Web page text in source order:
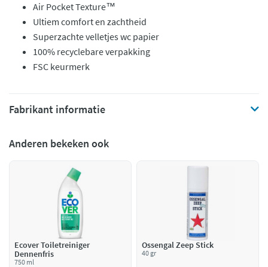
Air Pocket Texture™
Ultiem comfort en zachtheid
Superzachte velletjes wc papier
100% recyclebare verpakking
FSC keurmerk
Fabrikant informatie
Anderen bekeken ook
Ecover Toiletreiniger
Dennenfris
750 ml
Ossengal Zeep Stick
40 gr